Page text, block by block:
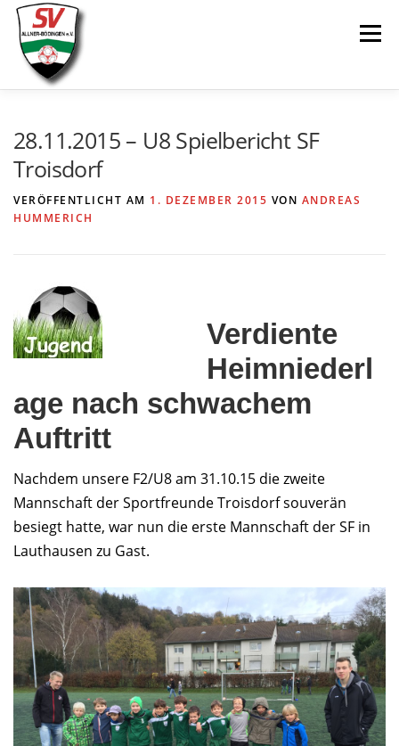
Zum
Inhalt
springen
Menü
28.11.2015 – U8 Spielbericht SF
Troisdorf
VERÖFFENTLICHT AM 1. DEZEMBER 2015 VON ANDREAS
HUMMERICH
Verdiente
Heimniederl
age nach schwachem
Auftritt
Nachdem unsere F2/U8 am 31.10.15 die zweite
Mannschaft der Sportfreunde Troisdorf souverän
besiegt hatte, war nun die erste Mannschaft der SF in
Lauthausen zu Gast.